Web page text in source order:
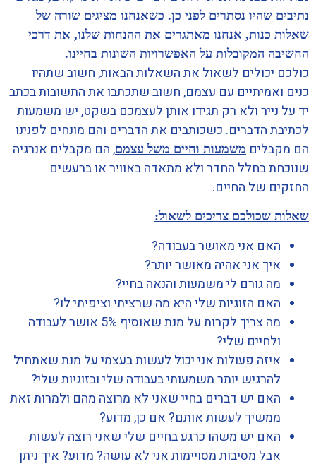
נתיבים שהיו נסתרים לפני כן.כשאנחנו מציגים שורה של
שאלות כנות, אנחנו מאתגרים את ההנחות שלנו, את דרכי
החשיבה המקובלות על האפשרויות השונות בחיינו.
כולכם יכולים לשאול את השאלות הבאות, חשוב שתהיו
כנים ואמיתיים עם עצמם, חשוב שתכתבו את התשובות בכתב
יד על נייר ולא רק תגידו אותן לעצמכם בשקט, יש משמעות
לכתיבת הדברים. כשכותבים את הדברים והם מונחים לפנינו
הם מקבליםמשמעות וחיים משל עצמם, הם מקבלים אנרגיה
שנוכחת בחלל החדר ולא מתאדה באוויר או ברעשים
החזקים של החיים.
שאלות שכולכם צריכים לשאול:
האם אני מאושר בעבודה?
איך אני אהיה מאושר יותר?
מה גורם לי משמעות והנאה בחיי?
האם הזוגיות שלי היא מה שרציתי וציפיתי לו?
מה צריך לקרות על מנת שאוסיף 5% אושר לעבודה
ולחיים שלי?
איזה פעולות אני יכול לעשות בעצמי על מנת שאתחיל
להרגיש יותר משמעותי בעבודה שלי ובזוגיות שלי?
האם יש דברים בחיי שאני לא מרוצה מהם ולמרות זאת
ממשיך לעשות אותם? אם כן, מדוע?
האם יש משהו כרגע בחיים שלי שאני רוצה לעשות
אבל מסיבות מסויימות אני לא עושה? מדוע? איך ניתן